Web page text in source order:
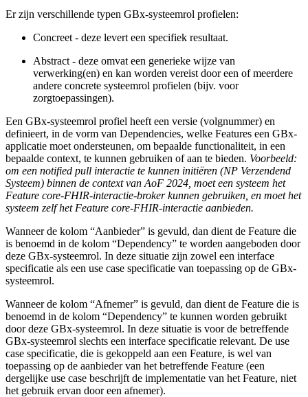
Er zijn verschillende typen GBx-systeemrol profielen:
Concreet - deze levert een specifiek resultaat.
Abstract - deze omvat een generieke wijze van
verwerking(en) en kan worden vereist door een of meerdere
andere concrete systeemrol profielen (bijv. voor
zorgtoepassingen).
Een GBx-systeemrol profiel heeft een versie (volgnummer) en
definieert, in de vorm van Dependencies, welke Features een GBx-
applicatie moet ondersteunen, om bepaalde functionaliteit, in een
bepaalde context, te kunnen gebruiken of aan te bieden. Voorbeeld:
om een notified pull interactie te kunnen initiëren (NP Verzendend
Systeem) binnen de context van AoF 2024, moet een systeem het
Feature core-FHIR-interactie-broker kunnen gebruiken, en moet het
systeem zelf het Feature core-FHIR-interactie aanbieden.
Wanneer de kolom “Aanbieder” is gevuld, dan dient de Feature die
is benoemd in de kolom “Dependency” te worden aangeboden door
deze GBx-systeemrol. In deze situatie zijn zowel een interface
specificatie als een use case specificatie van toepassing op de GBx-
systeemrol.
Wanneer de kolom “Afnemer” is gevuld, dan dient de Feature die is
benoemd in de kolom “Dependency” te kunnen worden gebruikt
door deze GBx-systeemrol. In deze situatie is voor de betreffende
GBx-systeemrol slechts een interface specificatie relevant. De use
case specificatie, die is gekoppeld aan een Feature, is wel van
toepassing op de aanbieder van het betreffende Feature (een
dergelijke use case beschrijft de implementatie van het Feature, niet
het gebruik ervan door een afnemer).